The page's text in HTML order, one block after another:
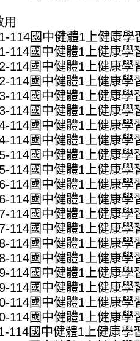
用
114國中健體1上健康學
114國中健體1上健康學
114國中健體1上健康學
114國中健體1上健康學
114國中健體1上健康學
114國中健體1上健康學
114國中健體1上健康學
114國中健體1上健康學
114國中健體1上健康學
114國中健體1上健康學
114國中健體1上健康學
114國中健體1上健康學
114國中健體1上健康學
114國中健體1上健康學
114國中健體1上健康學
114國中健體1上健康學
114國中健體1上健康學
114國中健體1上健康學
114國中健體1上健康學
114國中健體1上健康學
114國中健體1上健康學